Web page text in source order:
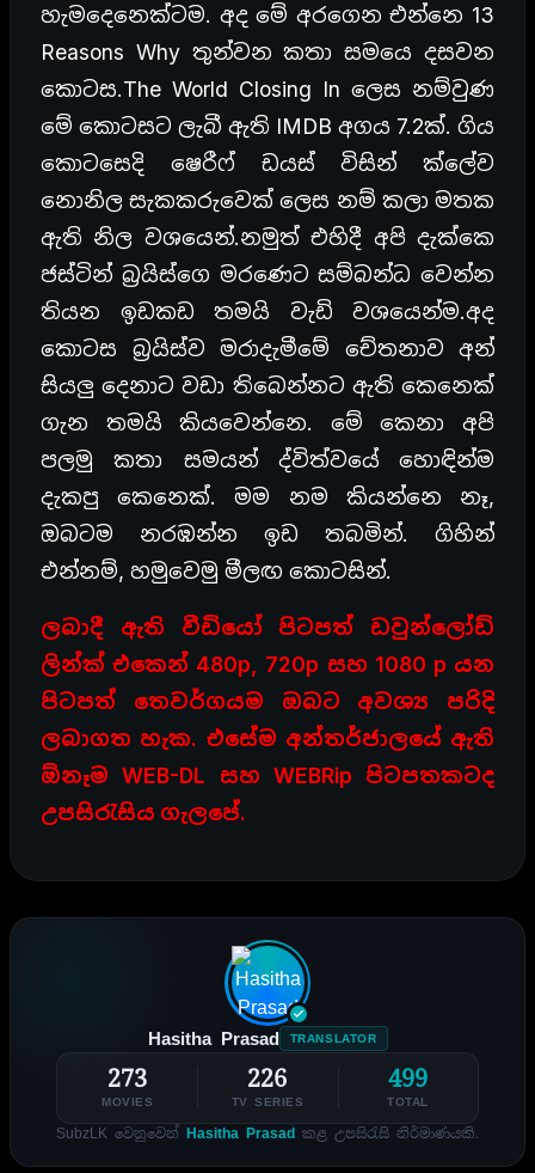
හැමදෙනෙක්ටම. අද මේ අරගෙන එන්නෙ 13
Reasons Why තුන්වන කතා සමයෙ දසවන
කොටස.The World Closing In ලෙස නම්වුණ
මේ කොටසට ලැබී ඇති IMDB අගය 7.2ක්. ගිය
කොටසෙදි ෂෙරීෆ් ඩයස් විසින් ක්ලේව
නොනිල සැකකරුවෙක් ලෙස නම් කලා මතක
ඇති නිල වශයෙන්.නමුත් එහිදී අපි දැක්කෙ
ජස්ටින් බ්‍රයිස්ගෙ මරණෙට සම්බන්ධ වෙන්න
තියන ඉඩකඩ තමයි වැඩි වශයෙන්ම.අද
කොටස බ්‍රයිස්ව මරාදැමීමේ චේතනාව අන්
සියලු දෙනාට වඩා තිබෙන්නට ඇති කෙනෙක්
ගැන තමයි කියවෙන්නෙ. මේ කෙනා අපි
පලමු කතා සමයන් ද්විත්වයේ හොඳින්ම
දැකපු කෙනෙක්. මම නම කියන්නෙ නෑ,
ඔබටම නරඹන්න ඉඩ තබමින්. ගිහින්
එන්නම්, හමුවෙමු මීලඟ කොටසින්.
ලබාදී ඇති වීඩියෝ පිටපත් ඩවුන්ලෝඩ්
ලින්ක් එකෙන් 480p, 720p සහ 1080 p යන
පිටපත් තෙවර්ගයම ඔබට අවශ්‍ය පරිදි
ලබාගත හැක. එසේම අන්තර්ජාලයේ ඇති
ඕනෑම WEB-DL සහ WEBRip පිටපතකටද
උපසිරැසිය ගැලපේ.
Hasitha Prasad TRANSLATOR
273
MOVIES
226
TV SERIES
499
TOTAL
SubzLK වෙනුවෙන් Hasitha Prasad කළ උපසිරැසි නිර්මාණයකි.